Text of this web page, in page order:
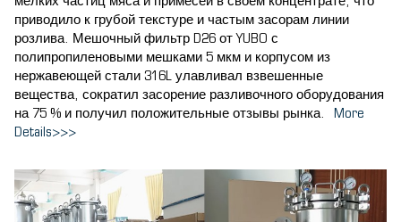
приводило к грубой текстуре и частым засорам линии
розлива. Мешочный фильтр D26 от YUBO с
полипропиленовыми мешками 5 мкм и корпусом из
нержавеющей стали 316L улавливал взвешенные
вещества, сократил засорение разливочного оборудования
на 75 % и получил положительные отзывы рынка.
More
Details>>>